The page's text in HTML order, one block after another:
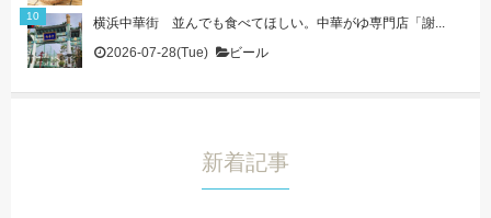
横浜中華街 並んでも食べてほしい。中華がゆ専門店「謝...
2026-07-28(Tue)
ビール
新着記事